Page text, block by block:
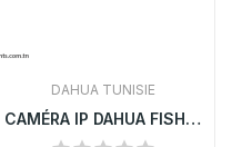
DAHUA TUNISIE
CAMÉRA IP DAHUA FISHEYE 12MP PANORAMIQUE 360° |...